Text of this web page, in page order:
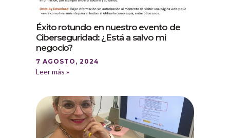
Éxito rotundo en nuestro evento de
Ciberseguridad: ¿Está a salvo mi
negocio?
7 AGOSTO, 2024
Leer más »